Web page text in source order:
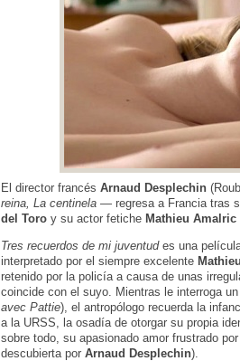
El director francés Arnaud Desplechin
reina, La centinela — regresa a Francia tras
del Toro y su actor fetiche Mathieu Amalric
Tres recuerdos de mi juventudes una
interpretado por el siempre excelente
retenido por la policía a causa de unas
coincide con el suyo. Mientras le interroga
avec Pattie), el antropólogo recuerda la
a la URSS, la osadía de otorgar su propia
sobre todo, su apasionado amor frustrado
descubierta por Arnaud Desplechin).